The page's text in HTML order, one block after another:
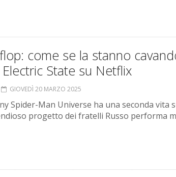
come se la stanno
State su Netflix
GIOVEDÌ 20 MARZO 2025
Spider-Man Universe ha una seconda vita
progetto dei fratelli Russo performa